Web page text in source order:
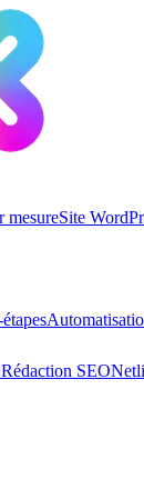
mesureSite
Rédaction SEO